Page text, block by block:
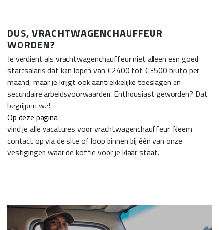
DUS, VRACHTWAGENCHAUFFEUR
WORDEN?
Je verdient als vrachtwagenchauffeur niet alleen een goed
startsalaris dat kan lopen van €2400 tot €3500 bruto per
maand, maar je krijgt ook aantrekkelijke toeslagen en
secundaire arbeidsvoorwaarden. Enthousiast geworden? Dat
begrijpen we!
Op deze pagina
vind je alle vacatures voor vrachtwagenchauffeur. Neem
contact op via de site of loop binnen bij één van onze
vestigingen waar de koffie voor je klaar staat.